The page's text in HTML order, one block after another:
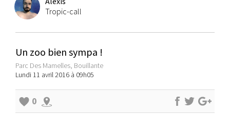
Tropic-call
Un zoo bien sympa !
Parc Des Mamelles, Bouillante
Lundi 11 avril 2016 à 09h05
0